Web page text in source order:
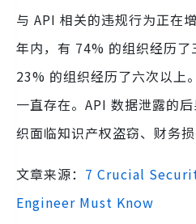
与 API 相关的违规行为正在
年内，有 74% 的组织经历了
23% 的组织经历了六次以上
一直存在。API 数据泄露的
织面临知识产权盗窃、财务损
文章来源： 7 Crucial
Engineer Must Know